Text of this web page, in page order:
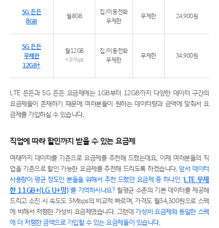
5G 든든
8GB
월8GB
집/이동전화
무제한
무제한 24,900원
5G 든든
무제한
12GB+
월12GB
+1Mbps
집/이동전화
무제한
무제한 34,900원
LTE 든든과 5G 든든 요금제에는 1GB부터 12GB까지 다양한 데이터 구간의
요금제들이 존재하기 때문에 여러분들이 원하는 데이터량과 금액에 맞춰서 요
금제를 가입하실 수 있습니다.
직업에 따라 할인까지 받을 수 있는 요금제
여태까지 데이터를 기준으로 요금제를 추천해 드렸는데요, 이제 여러분들의 직
업을 기준으로 할인 가능한 요금제를 추천해 드리도록 하겠습니다.앞서 데이터
사용량이 평균 정도인 분들을 위해서 추천 드렸던 요금제 중 하나인 ‘LTE 무제
한 11GB+(LG U+망)’를 기억하시나요? 월평균 수준의 기본 데이터를 제공해
드리고 소진 시 속도도 3Mbps의 비교적 빠르며, 가격도 월34,300원으로 스펙
에 비해서 저렴한 가성비 요금제였습니다. 그런데가성비 요금제와 동일한 스펙
에 더 저렴한 금액으로 가입할 수 있는 요금제들이 있습니다.